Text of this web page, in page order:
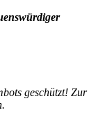
geschützt! Zur